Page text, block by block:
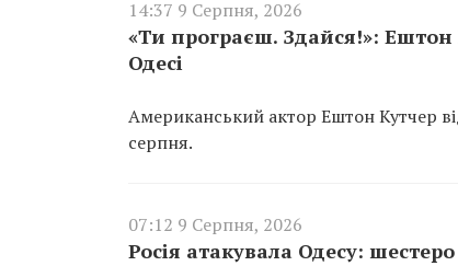
14:37 9 Серпня, 2026
«Ти програєш. Здайся!»: Ештон
Одесі
Американський актор Ештон Кутчер
серпня.
07:12 9 Серпня, 2026
Росія атакувала Одесу: